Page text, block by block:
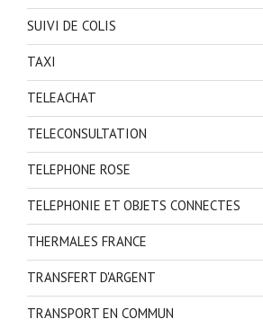
SUIVI DE COLIS
TAXI
TELEACHAT
TELECONSULTATION
TELEPHONE ROSE
TELEPHONIE ET OBJETS CONNECTES
THERMALES FRANCE
TRANSFERT D'ARGENT
TRANSPORT EN COMMUN